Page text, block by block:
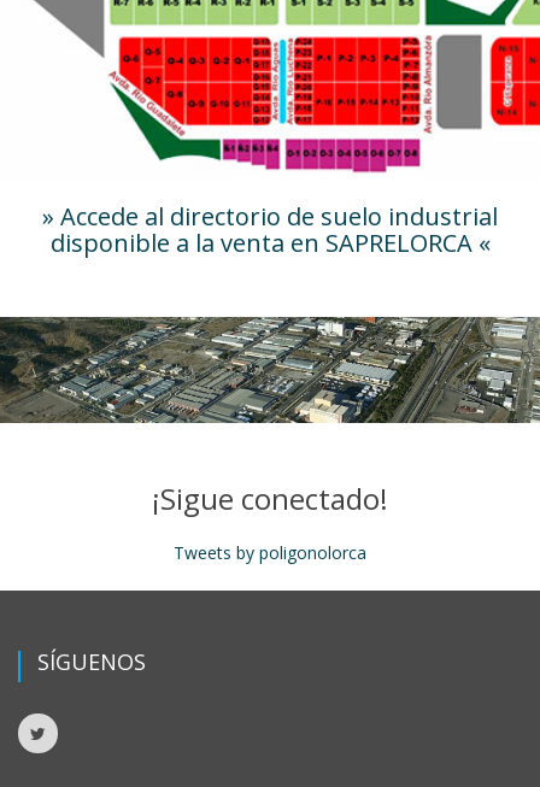
» Accede al directorio de suelo industrial
disponible a la venta en SAPRELORCA «
¡Sigue conectado!
Tweets by poligonolorca
SÍGUENOS